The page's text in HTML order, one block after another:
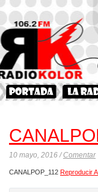
10 mayo, 2016 /Comentar
CANALPOP_112 Reproducir